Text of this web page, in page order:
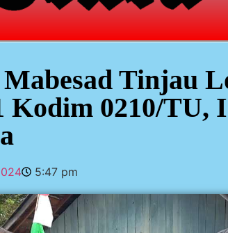
Tinjau
Kodim 0210/TU,
5:47 pm